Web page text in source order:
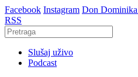
Facebook Instagram Don
RSS
Slušaj uživo
Podcast